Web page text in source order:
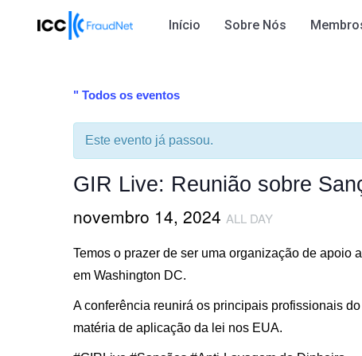
Início Sobre Nós
" Todos os eventos
Este evento já passou.
GIR Live: Reunião sobre
novembro 14, 2024 ALL DAY
Temos o prazer de ser uma organização de apoio
em Washington DC.
A conferência reunirá os principais profissionais
matéria de aplicação da lei nos EUA.